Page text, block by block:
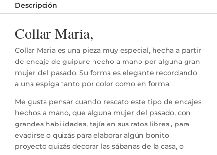
Descripción
Collar Maria,
Collar Maria es una pieza muy especial, hecha a partir
de encaje de guipure hecho a mano por alguna gran
mujer del pasado. Su forma es elegante recordando
a una espiga tanto por color como en forma.
Me gusta pensar cuando rescato este tipo de encajes
hechos a mano, que alguna mujer del pasado, con
grandes habilidades, tejía en sus ratos libres , para
evadirse o quizás para elaborar algún bonito
proyecto quizás decorar las sábanas de la casa, o